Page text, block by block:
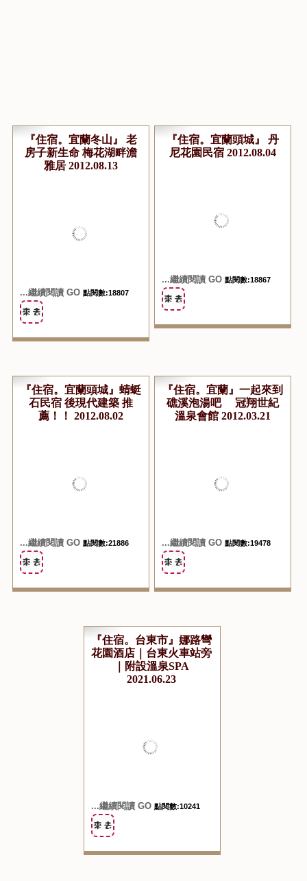
『住宿。宜蘭冬山』 老
房子新生命 梅花湖畔澹
雅居 2012.08.13
...繼續閱讀 GO 點閱數:18807
『住宿。宜蘭頭城』 丹
尼花園民宿 2012.08.04
...繼續閱讀 GO 點閱數:18867
『住宿。宜蘭頭城』蜻蜓
石民宿 後現代建築 推
薦！！ 2012.08.02
...繼續閱讀 GO 點閱數:21886
『住宿。宜蘭』一起來到
礁溪泡湯吧 冠翔世紀
溫泉會館 2012.03.21
...繼續閱讀 GO 點閱數:19478
『住宿。台東市』娜路彎
花園酒店｜台東火車站旁
｜附設溫泉SPA
2021.06.23
...繼續閱讀 GO 點閱數:10241